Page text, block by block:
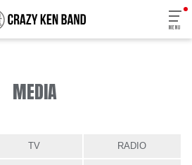
MENU
MEDIA
TV RADIO